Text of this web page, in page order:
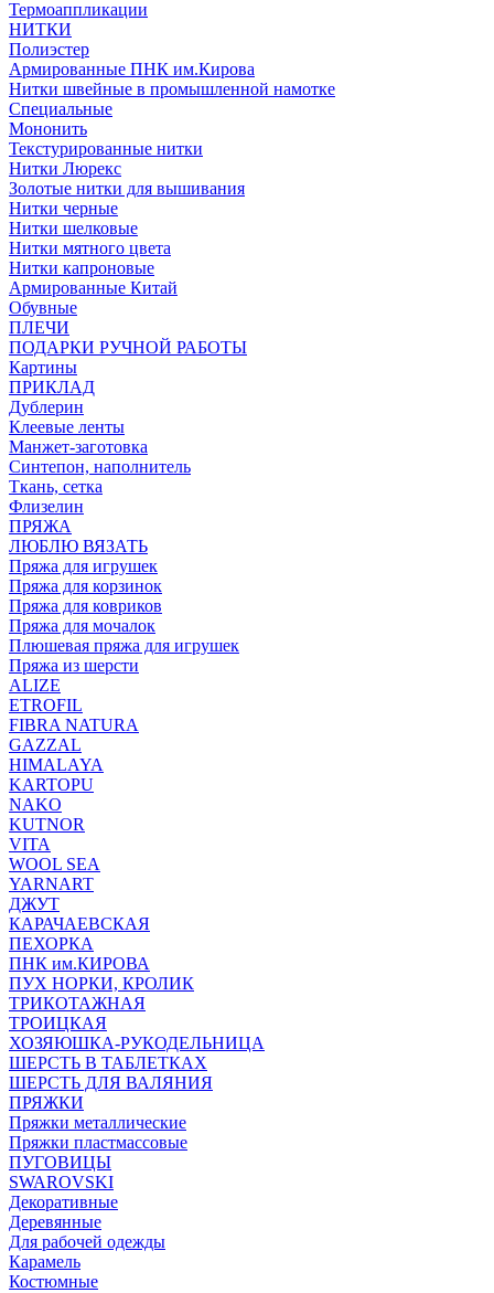
Термоаппликации
НИТКИ
Полиэстер
Армированные ПНК им.Кирова
Нитки швейные в промышленной намотке
Специальные
Мононить
Текстурированные нитки
Нитки Люрекс
Золотые нитки для вышивания
Нитки черные
Нитки шелковые
Нитки мятного цвета
Нитки капроновые
Армированные Китай
Обувные
ПЛЕЧИ
ПОДАРКИ РУЧНОЙ РАБОТЫ
Картины
ПРИКЛАД
Дублерин
Клеевые ленты
Манжет-заготовка
Синтепон, наполнитель
Ткань, сетка
Флизелин
ПРЯЖА
ЛЮБЛЮ ВЯЗАТЬ
Пряжа для игрушек
Пряжа для корзинок
Пряжа для ковриков
Пряжа для мочалок
Плюшевая пряжа для игрушек
Пряжа из шерсти
ALIZE
ETROFIL
FIBRA NATURA
GAZZAL
HIMALAYA
KARTOPU
NAKO
KUTNOR
VITA
WOOL SEA
YARNART
ДЖУТ
КАРАЧАЕВСКАЯ
ПЕХОРКА
ПНК им.КИРОВА
ПУХ НОРКИ, КРОЛИК
ТРИКОТАЖНАЯ
ТРОИЦКАЯ
ХОЗЯЮШКА-РУКОДЕЛЬНИЦА
ШЕРСТЬ В ТАБЛЕТКАХ
ШЕРСТЬ ДЛЯ ВАЛЯНИЯ
ПРЯЖКИ
Пряжки металлические
Пряжки пластмассовые
ПУГОВИЦЫ
SWAROVSKI
Декоративные
Деревянные
Для рабочей одежды
Карамель
Костюмные